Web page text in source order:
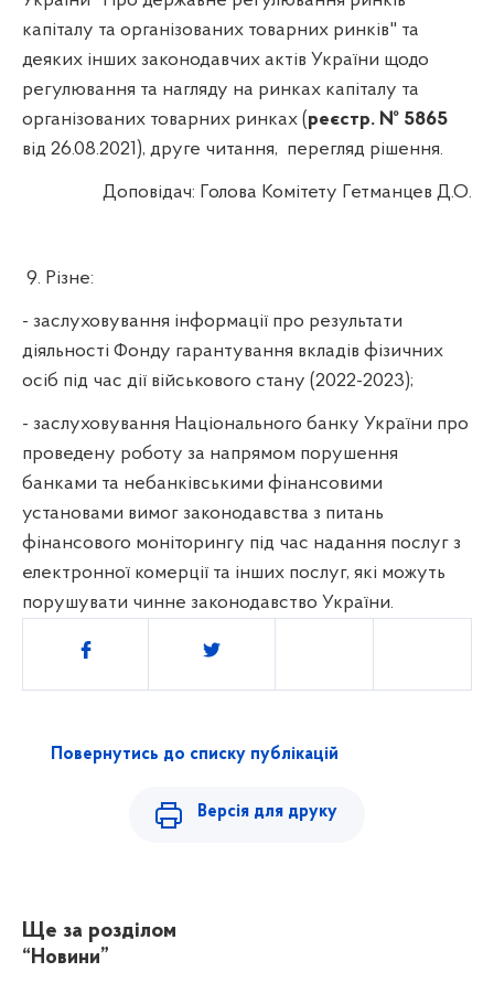
капіталу та організованих товарних ринків" та
деяких інших законодавчих актів України щодо
регулювання та нагляду на ринках капіталу та
організованих товарних ринках (реєстр. № 5865
від 26.08.2021), друге читання, перегляд рішення.
Доповідач: Голова Комітету Гетманцев Д.О.
9. Різне:
- заслуховування інформації про результати
діяльності Фонду гарантування вкладів фізичних
осіб під час дії військового стану (2022-2023);
- заслуховування Національного банку України про
проведену роботу за напрямом порушення
банками та небанківськими фінансовими
установами вимог законодавства з питань
фінансового моніторингу під час надання послуг з
електронної комерції та інших послуг, які можуть
порушувати чинне законодавство України.
Поділитись
Повернутись до списку публікацій
Версія для друку
Ще за розділом
“Новини”